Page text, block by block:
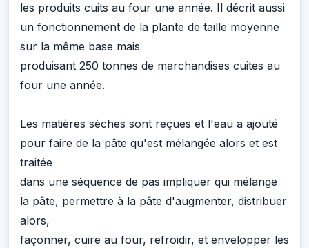
les produits cuits au four une année. Il décrit aussi
un fonctionnement de la plante de taille moyenne
sur la même base mais
produisant 250 tonnes de marchandises cuites au
four une année.
Les matières sèches sont reçues et l'eau a ajouté
pour faire de la pâte qu'est mélangée alors et est
traitée
dans une séquence de pas impliquer qui mélange
la pâte, permettre à la pâte d'augmenter, distribuer
alors,
façonner, cuire au four, refroidir, et envelopper les